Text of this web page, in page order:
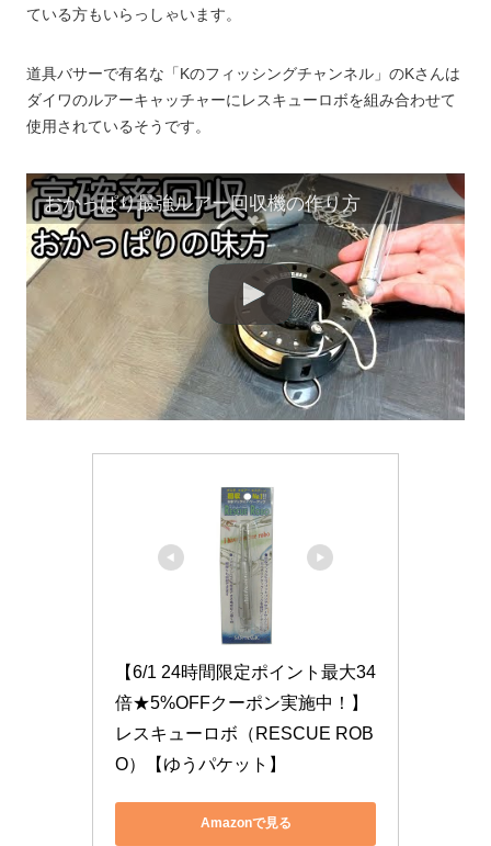
ている方もいらっしゃいます。
道具バサーで有名な「Kのフィッシングチャンネル」のKさんは
ダイワのルアーキャッチャーにレスキューロボを組み合わせて
使用されているそうです。
おかっぱり最強ルアー回収機の作り方
【6/1 24時間限定ポイント最大34
倍★5%OFFクーポン実施中！】
レスキューロボ（RESCUE ROB
O）【ゆうパケット】
Amazonで見る